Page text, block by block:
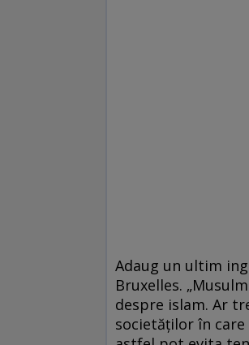
Adaug un ultim
Bruxelles.
despre islam. Ar
societăților în